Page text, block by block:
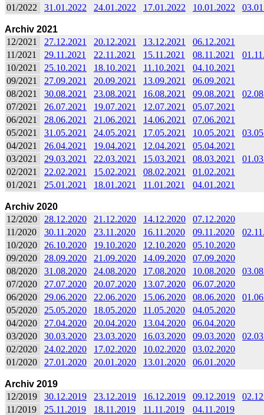
01/2022
31.01.2022 24.01.2022 17.01.2022 10.01.2022
Archiv 2021
12/2021
27.12.2021 20.12.2021 13.12.2021
06.12.2021
11/2021
29.11.2021 22.11.2021 15.11.2021 08.11.2021
10/2021
25.10.2021 18.10.2021 11.10.2021
04.10.2021
09/2021
27.09.2021 20.09.2021 13.09.2021
06.09.2021
08/2021
30.08.2021 23.08.2021 16.08.2021 09.08.2021
07/2021
26.07.2021 19.07.2021 12.07.2021
05.07.2021
06/2021
28.06.2021 21.06.2021 14.06.2021
07.06.2021
05/2021
31.05.2021 24.05.2021 17.05.2021 10.05.2021
04/2021
26.04.2021 19.04.2021 12.04.2021
05.04.2021
03/2021
29.03.2021 22.03.2021 15.03.2021 08.03.2021
02/2021
22.02.2021 15.02.2021 08.02.2021
01.02.2021
01/2021
25.01.2021 18.01.2021 11.01.2021 04.01.2021
Archiv 2020
12/2020
28.12.2020 21.12.2020 14.12.2020
07.12.2020
11/2020
30.11.2020 23.11.2020 16.11.2020 09.11.2020
10/2020
26.10.2020 19.10.2020 12.10.2020
05.10.2020
09/2020
28.09.2020 21.09.2020 14.09.2020
07.09.2020
08/2020
31.08.2020 24.08.2020 17.08.2020 10.08.2020
07/2020
27.07.2020 20.07.2020 13.07.2020
06.07.2020
06/2020
29.06.2020 22.06.2020 15.06.2020 08.06.2020
05/2020
25.05.2020 18.05.2020 11.05.2020
04.05.2020
04/2020
27.04.2020 20.04.2020 13.04.2020
06.04.2020
03/2020
30.03.2020 23.03.2020 16.03.2020 09.03.2020
02/2020
24.02.2020 17.02.2020 10.02.2020
03.02.2020
01/2020
27.01.2020 20.01.2020 13.01.2020 06.01.2020
Archiv 2019
12/2019
30.12.2019 23.12.2019 16.12.2019 09.12.2019
11/2019
25.11.2019 18.11.2019 11.11.2019
04.11.2019